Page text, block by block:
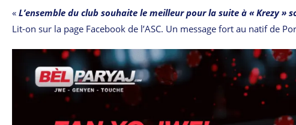
« L’ensemble du club souhaite le meilleur pour la suite à « Krezy »
Lit-on sur la page Facebook de l’ASC. Un message fort au natif de